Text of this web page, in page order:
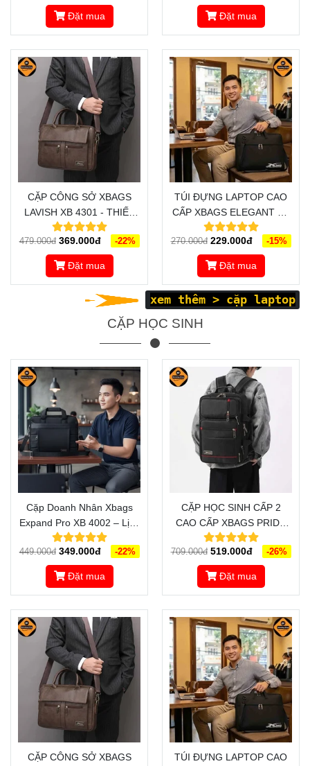
Đặt mua
SANG TRỌNG
Đặt mua
CẶP CÔNG SỞ XBAGS
LAVISH XB 4301 - THIẾT
KẾ SANG TRỌNG, ĐẲNG
CẤP, ĐỒNG HÀNH CÙNG
BẠN ĐI ĐẾN THÀNH CÔNG
479.000đ 369.000đ -22%
Đặt mua
TÚI ĐỰNG LAPTOP CAO
CẤP XBAGS ELEGANT XB
4201 - TRƯỢT NƯỚC,
CHỐNG SỐC HOÀN HẢO
270.000đ 229.000đ -15%
Đặt mua
xem thêm > cặp laptop
CẶP HỌC SINH
Cặp Doanh Nhân Xbags
Expand Pro XB 4002 – Lịch
Lãm, Đẳng Cấp, Chuẩn
Phong Thái Lãnh Đạo
449.000đ 349.000đ -22%
Đặt mua
CẶP HỌC SINH CẤP 2
CAO CẤP XBAGS PRIDE
XB 4102 - THIẾT KẾ ĐA
NĂNG, THÔNG MINH,
SANG TRỌNG
709.000đ 519.000đ -26%
Đặt mua
CẶP CÔNG SỞ XBAGS TÚI ĐỰNG LAPTOP CAO